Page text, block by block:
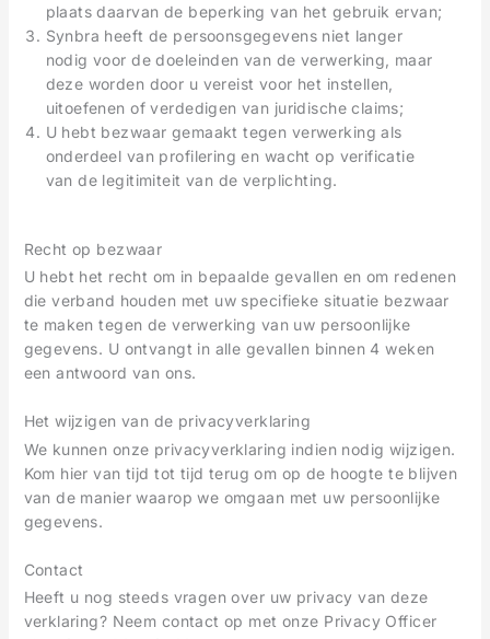
plaats daarvan de beperking van het gebruik ervan;
Synbra heeft de persoonsgegevens niet langer
nodig voor de doeleinden van de verwerking, maar
deze worden door u vereist voor het instellen,
uitoefenen of verdedigen van juridische claims;
U hebt bezwaar gemaakt tegen verwerking als
onderdeel van profilering en wacht op verificatie
van de legitimiteit van de verplichting.
Recht op bezwaar
U hebt het recht om in bepaalde gevallen en om redenen
die verband houden met uw specifieke situatie bezwaar
te maken tegen de verwerking van uw persoonlijke
gegevens. U ontvangt in alle gevallen binnen 4 weken
een antwoord van ons.
Het wijzigen van de privacyverklaring
We kunnen onze privacyverklaring indien nodig wijzigen.
Kom hier van tijd tot tijd terug om op de hoogte te blijven
van de manier waarop we omgaan met uw persoonlijke
gegevens.
Contact
Heeft u nog steeds vragen over uw privacy van deze
verklaring? Neem contact op met onze Privacy Officer